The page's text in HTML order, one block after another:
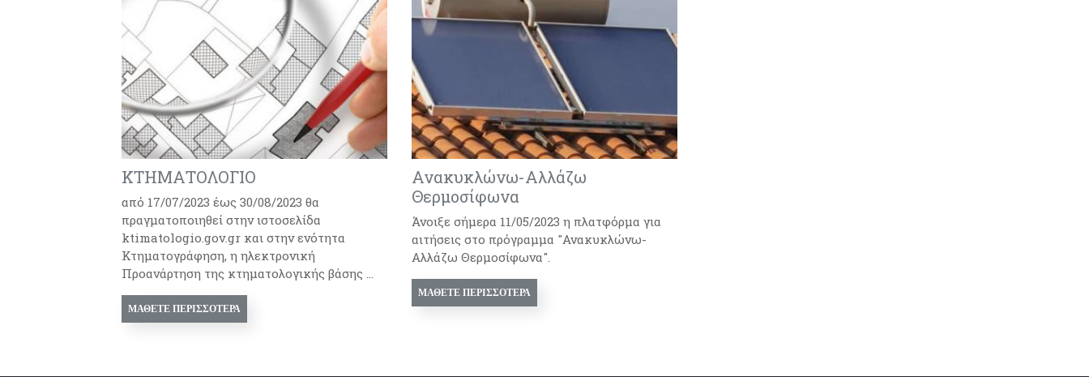
ΚΤΗΜΑΤΟΛΟΓΙΟ
από 17/07/2023 έως 30/08/2023 θα
πραγματοποιηθεί στην ιστοσελίδα
ktimatologio.gov.gr και στην ενότητα
Κτηματογράφηση, η ηλεκτρονική
Προανάρτηση της κτηματολογικής βάσης ...
ΜΆΘΕΤΕ ΠΕΡΙΣΣΌΤΕΡΑ
Ανακυκλώνω-Αλλάζω
Θερμοσίφωνα
Άνοιξε σήμερα 11/05/2023 η πλατφόρμα για
αιτήσεις στο πρόγραμμα "Ανακυκλώνω-
Αλλάζω Θερμοσίφωνα".
ΜΆΘΕΤΕ ΠΕΡΙΣΣΌΤΕΡΑ